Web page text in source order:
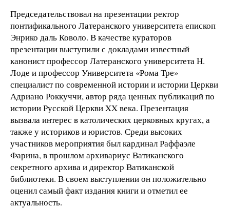
Председательствовал на презентации ректор
понтификального Латеранского университета епископ
Энрико даль Коволо. В качестве кураторов
презентации выступили с докладами известный
канонист профессор Латеранского университета Н.
Лоде и профессор Университета «Рома Тре»
специалист по современной истории и истории Церкви
Адриано Роккуччи, автор ряда ценных публикаций по
истории Русской Церкви XX века. Презентация
вызвала интерес в католических церковных кругах, а
также у историков и юристов. Среди высоких
участников мероприятия был кардинал Раффаэле
Фарина, в прошлом архивариус Ватиканского
секретного архива и директор Ватиканской
библиотеки. В своем выступлении он положительно
оценил самый факт издания книги и отметил ее
актуальность.